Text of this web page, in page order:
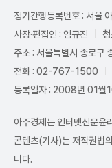
정기간행등록번호 : 서울
사장·편집인 : 임규진
주소 : 서울특별시 종로
전화 : 02-767-1500
등록일자 : 2008년 01월
아주경제는 인터넷신문윤
콘텐츠(기사)는 저작권법
니다.